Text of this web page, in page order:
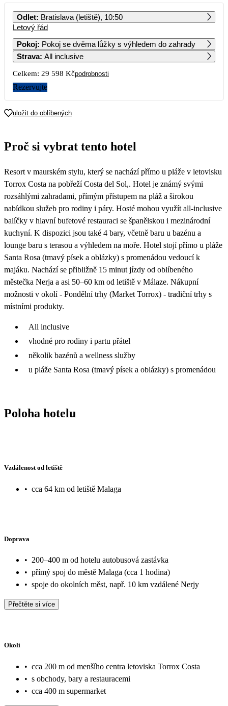
PO ÚT ST ČT PÁ SO NE
17 229
2 3
9
15 429
16 17
Odlet: Bratislava (letiště), 10:50
Letový řád
Pokoj:
Pokoj se dvěma lůžky s výhledem do zahrady
Strava: All inclusive
Celkem: 29 598 Kčpodrobnosti
Rezervujte
uložit do oblíbených
Proč si vybrat tento hotel
Resort v maurském stylu, který se nachází přímo u pláže v letovisku
Torrox Costa na pobřeží Costa del Sol,. Hotel je známý svými
rozsáhlými zahradami, přímým přístupem na pláž a širokou
nabídkou služeb pro rodiny i páry. Hosté mohou využít all-inclusive
balíčky v hlavní bufetové restauraci se španělskou i mezinárodní
kuchyní. K dispozici jsou také 4 bary, včetně baru u bazénu a
lounge baru s terasou a výhledem na moře. Hotel stojí přímo u pláže
Santa Rosa (tmavý písek a oblázky) s promenádou vedoucí k
majáku. Nachází se přibližně 15 minut jízdy od oblíbeného
městečka Nerja a asi 50–60 km od letiště v Málaze. Nákupní
možnosti v okolí - Pondělní trhy (Market Torrox) - tradiční trhy s
místními produkty.
All inclusive
vhodné pro rodiny i partu přátel
několik bazénů a wellness služby
u pláže Santa Rosa (tmavý písek a oblázky) s promenádou
Poloha hotelu
Vzdálenost od letiště
• cca 64 km od letiště Malaga
Doprava
• 200–400 m od hotelu autobusová zastávka
• přímý spoj do městě Malaga (cca 1 hodina)
• spoje do okolních měst, např. 10 km vzdálené Nerjy
Přečtěte si více
Okolí
• cca 200 m od menšího centra letoviska Torrox Costa
• s obchody, bary a restauracemi
• cca 400 m supermarket